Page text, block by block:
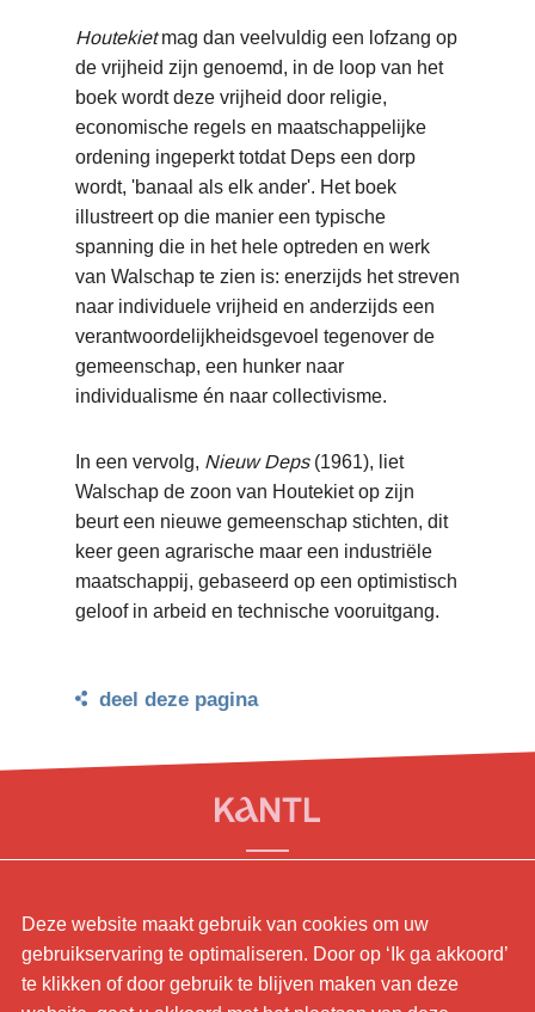
Houtekietmag dan veelvuldig een lofzang op
de vrijheid zijn genoemd, in de loop van het
boek wordt deze vrijheid door religie,
economische regels en maatschappelijke
ordening ingeperkt totdat Deps een dorp
wordt, 'banaal als elk ander'. Het boek
illustreert op die manier een typische
spanning die in het hele optreden en werk
van Walschap te zien is: enerzijds het streven
naar individuele vrijheid en anderzijds een
verantwoordelijkheidsgevoel tegenover de
gemeenschap, een hunker naar
individualisme én naar collectivisme.
In een vervolg, Nieuw Deps(1961), liet
Walschap de zoon van Houtekiet op zijn
beurt een nieuwe gemeenschap stichten, dit
keer geen agrarische maar een industriële
maatschappij, gebaseerd op een optimistisch
geloof in arbeid en technische vooruitgang.
deel deze pagina
Contact.
Disclaimer.
Deze website maakt gebruik van cookies om uw
gebruikservaring te optimaliseren. Door op ‘Ik ga akkoord’
te klikken of door gebruik te blijven maken van deze